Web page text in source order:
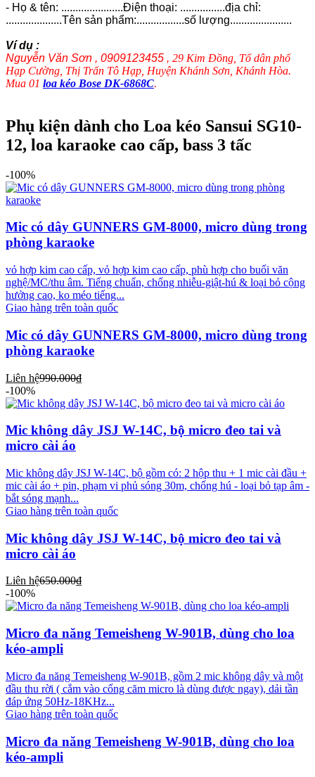
- Họ & tên: ......................Điện thoại: ................địa chỉ:
....................Tên sản phẩm:.................số lượng......................
Ví dụ :
Nguyễn Văn Sơn , 0909123455 , 29 Kim Đồng, Tổ dân phố
Hạp Cường, Thị Trấn Tô Hạp, Huyện Khánh Sơn, Khánh Hòa.
Mua 01 loa kéo Bose DK-6868C.
Phụ kiện dành cho Loa kéo Sansui SG10-
12, loa karaoke cao cấp, bass 3 tấc
-100%
Mic có dây GUNNERS GM-8000, micro dùng trong
phòng karaoke
vỏ hợp kim cao cấp, vỏ hợp kim cao cấp, phù hợp cho buổi văn
nghệ/MC/thu âm. Tiếng chuẩn, chống nhiễu-giật-hú & loại bỏ cộng
hưởng cao, ko méo tiếng...
Giao hàng trên toàn quốc
Mic có dây GUNNERS GM-8000, micro dùng trong
phòng karaoke
Liên hệ990.000₫
-100%
Mic không dây JSJ W-14C, bộ micro đeo tai và
micro cài áo
Mic không dây JSJ W-14C, bộ gồm có: 2 hộp thu + 1 mic cài đầu +
mic cài áo + pin, phạm vi phủ sóng 30m, chống hú - loại bỏ tạp âm -
bắt sóng mạnh...
Giao hàng trên toàn quốc
Mic không dây JSJ W-14C, bộ micro đeo tai và
micro cài áo
Liên hệ650.000₫
-100%
Micro đa năng Temeisheng W-901B, dùng cho loa
kéo-ampli
Micro đa năng Temeisheng W-901B, gồm 2 mic không dây và một
đầu thu rời ( cắm vào cổng căm micro là dùng được ngay), dải tần
đáp ứng 50Hz-18KHz...
Giao hàng trên toàn quốc
Micro đa năng Temeisheng W-901B, dùng cho loa
kéo-ampli